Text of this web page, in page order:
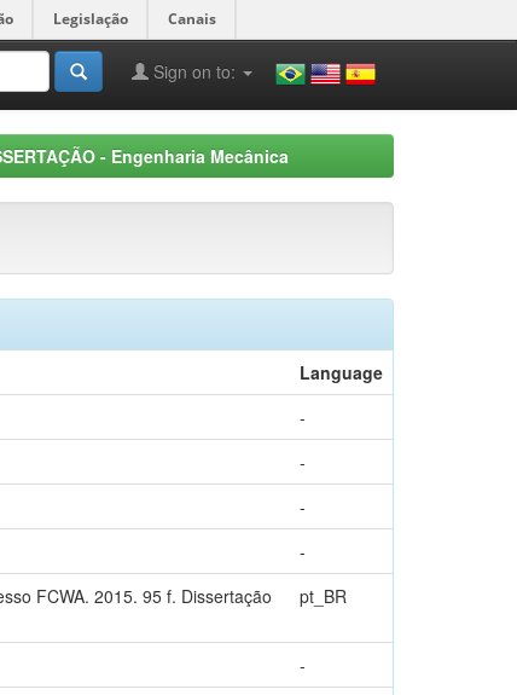
Legislação Canais
Sign on to:
- Engenharia Mecânica
Language
-
-
-
-
FCWA. 2015. 95 f. Dissertação
pt_BR
-